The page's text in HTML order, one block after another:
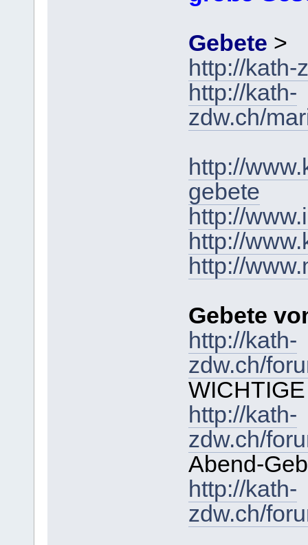
Gebete >
http://kath-
http://kath-
zdw.ch/
http://
gebete
http://
http://
http://
Gebete
http://kath-
zdw.ch/
http://kath-
zdw.ch/
Abend-
http://kath-
zdw.ch/